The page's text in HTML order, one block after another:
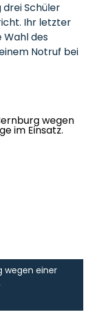
drei Schüler
Ihr letzter
Wahl des
Notruf bei
wegen einer